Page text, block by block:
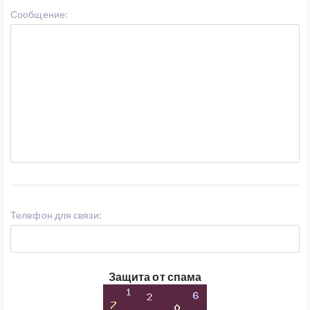
Сообщение:
Телефон для связи:
Защита от спама